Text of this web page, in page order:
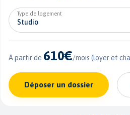
Type de logement
À partir de 610€/mois(loyer et
Déposer un dossier